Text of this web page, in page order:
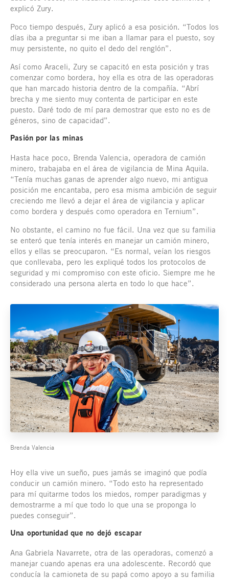
explicó Zury.
Poco tiempo después, Zury aplicó a esa posición. “Todos los
días iba a preguntar si me iban a llamar para el puesto, soy
muy persistente, no quito el dedo del renglón”.
Así como Araceli, Zury se capacitó en esta posición y tras
comenzar como bordera, hoy ella es otra de las operadoras
que han marcado historia dentro de la compañía. “Abrí
brecha y me siento muy contenta de participar en este
puesto. Daré todo de mí para demostrar que esto no es de
géneros, sino de capacidad”.
Pasión por las minas
Hasta hace poco, Brenda Valencia, operadora de camión
minero, trabajaba en el área de vigilancia de Mina Aquila.
“Tenía muchas ganas de aprender algo nuevo, mi antigua
posición me encantaba, pero esa misma ambición de seguir
creciendo me llevó a dejar el área de vigilancia y aplicar
como bordera y después como operadora en Ternium”.
No obstante, el camino no fue fácil. Una vez que su familia
se enteró que tenía interés en manejar un camión minero,
ellos y ellas se preocuparon. “Es normal, veían los riesgos
que conllevaba, pero les expliqué todos los protocolos de
seguridad y mi compromiso con este oficio. Siempre me he
considerado una persona alerta en todo lo que hace”.
Brenda Valencia
Hoy ella vive un sueño, pues jamás se imaginó que podía
conducir un camión minero. “Todo esto ha representado
para mí quitarme todos los miedos, romper paradigmas y
demostrarme a mí que todo lo que una se proponga lo
puedes conseguir”.
Una oportunidad que no dejó escapar
Ana Gabriela Navarrete, otra de las operadoras, comenzó a
manejar cuando apenas era una adolescente. Recordó que
conducía la camioneta de su papá como apoyo a su familia